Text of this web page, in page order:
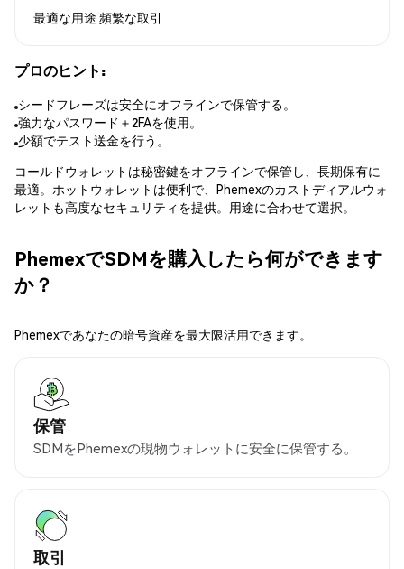
最適な用途 頻繁な取引
プロのヒント:
シードフレーズは安全にオフラインで保管する。
強力なパスワード＋2FAを使用。
少額でテスト送金を行う。
コールドウォレットは秘密鍵をオフラインで保管し、長期保有に
最適。ホットウォレットは便利で、Phemexのカストディアルウォ
レットも高度なセキュリティを提供。用途に合わせて選択。
PhemexでSDMを購入したら何ができます
か？
Phemexであなたの暗号資産を最大限活用できます。
保管
SDMをPhemexの現物ウォレットに安全に保管する。
取引